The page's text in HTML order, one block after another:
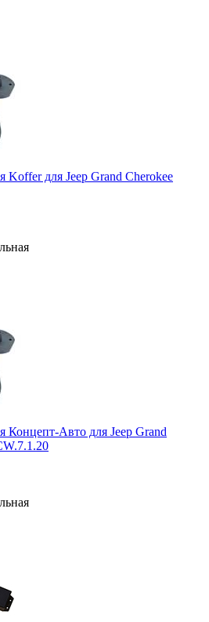
Koffer для Jeep Grand Cherokee
Концепт-Авто для Jeep Grand